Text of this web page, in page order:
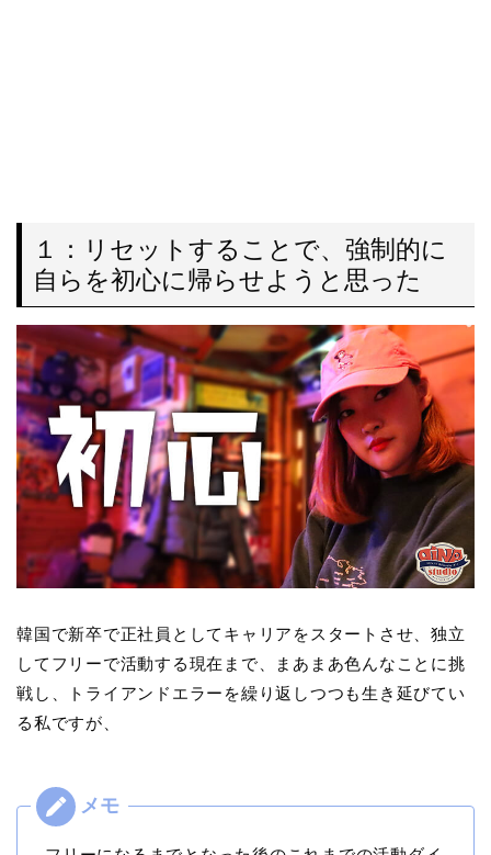
１：リセットすることで、強制的に
自らを初心に帰らせようと思った
韓国で新卒で正社員としてキャリアをスタートさせ、独立
してフリーで活動する現在まで、まあまあ色んなことに挑
戦し、トライアンドエラーを繰り返しつつも生き延びてい
る私ですが、